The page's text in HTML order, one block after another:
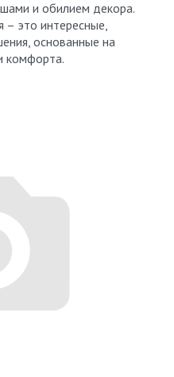
и обилием декора.
– это интересные,
основанные на
комфорта.